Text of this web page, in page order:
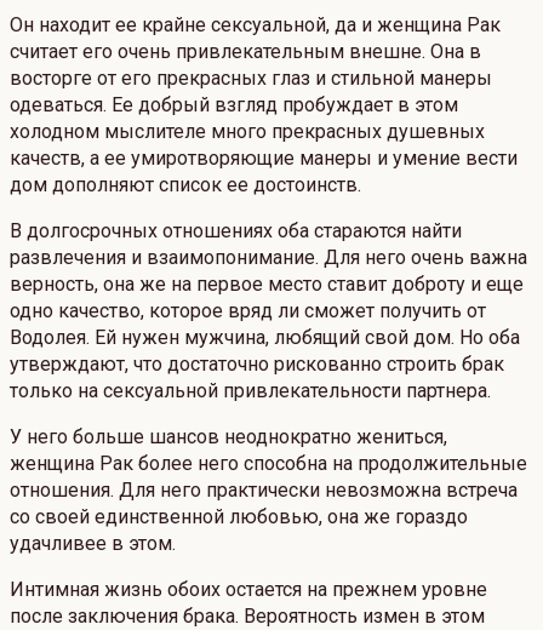
Он находит ее крайне сексуальной, да и женщина Рак
считает его очень привлекательным внешне. Она в
восторге от его прекрасных глаз и стильной манеры
одеваться. Ее добрый взгляд пробуждает в этом
холодном мыслителе много прекрасных душевных
качеств, а ее умиротворяющие манеры и умение вести
дом дополняют список ее достоинств.
В долгосрочных отношениях оба стараются найти
развлечения и взаимопонимание. Для него очень важна
верность, она же на первое место ставит доброту и еще
одно качество, которое вряд ли сможет получить от
Водолея. Ей нужен мужчина, любящий свой дом. Но оба
утверждают, что достаточно рискованно строить брак
только на сексуальной привлекательности партнера.
У него больше шансов неоднократно жениться,
женщина Рак более него способна на продолжительные
отношения. Для него практически невозможна встреча
со своей единственной любовью, она же гораздо
удачливее в этом.
Интимная жизнь обоих остается на прежнем уровне
после заключения брака. Вероятность измен в этом